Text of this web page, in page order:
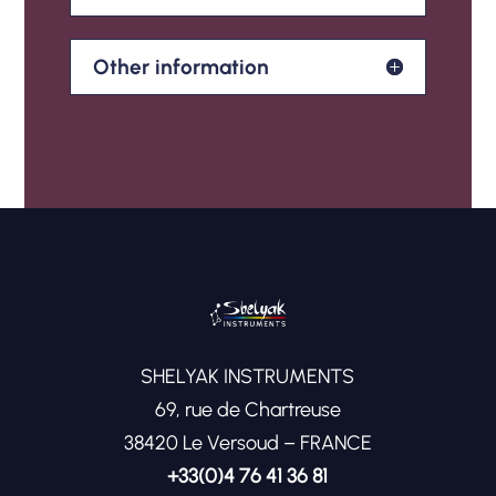
Other information
SHELYAK INSTRUMENTS
69, rue de Chartreuse
38420 Le Versoud – FRANCE
+33(0)4 76 41 36 81